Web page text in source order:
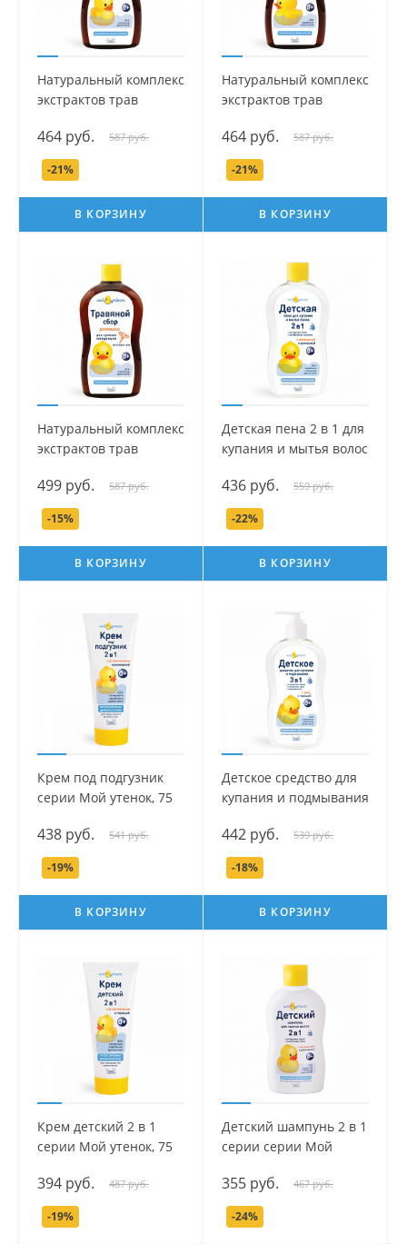
Натуральный комплекс
экстрактов трав
купания младенцев
серии Мой утенок, 500
мл.
464 руб. 587 руб.
-21%
В КОРЗИНУ
Натуральный комплекс
экстрактов трав
младенцев серии Мой
утенок, 500 мл.
464 руб. 587 руб.
-21%
В КОРЗИНУ
Натуральный комплекс
экстрактов трав
младенцев серии Мой
утенок, 500 мл.
499 руб. 587 руб.
-15%
В КОРЗИНУ
Детская пена 2 в 1 для
купания и мытья волос
мл.
436 руб. 559 руб.
-22%
В КОРЗИНУ
Крем под подгузник
серии Мой утенок, 75
438 руб. 541 руб.
-19%
В КОРЗИНУ
Детское средство для
купания и подмывания
утёнок, 500 мл.
442 руб. 539 руб.
-18%
В КОРЗИНУ
Крем детский 2 в 1
серии Мой утенок, 75
394 руб. 487 руб.
-19%
Детский шампунь 2 в 1
серии серии Мой
355 руб. 467 руб.
-24%